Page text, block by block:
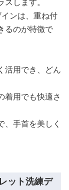
ンは、重ね付
るのが特徴で
活用でき、どん
着用でも快適さ
、手首を美しく
ット洗練デ